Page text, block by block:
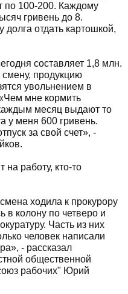
по 100-200. Каждому
гривень до 8.
долга отдать картошкой,
составляет 1,8 млн.
продукцию
увольнением в
мне кормить
месяц выдают то
у меня 600 гривень.
за свой счет», -
работу, кто-то
ходила к прокурору
в колону по четверо и
Часть из них
человек написали
- рассказал
общественной
рабочих" Юрий